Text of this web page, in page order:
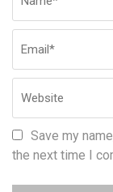
Save my
the next time I